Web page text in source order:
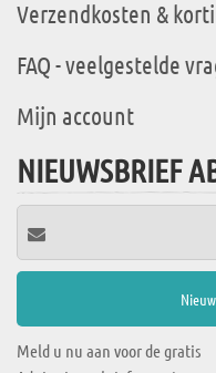
Verzendkosten &
FAQ - veelgestelde
Mijn account
NIEUWSBRIEF
Meld u nu aan voor de gratis